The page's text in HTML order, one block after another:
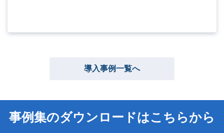
導入事例一覧へ
事例集のダウンロードはこちらから